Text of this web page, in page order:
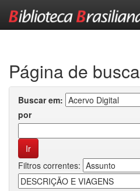
Página de busca
Buscar em:
por
Filtros correntes: